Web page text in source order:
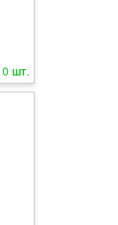
0 шт.